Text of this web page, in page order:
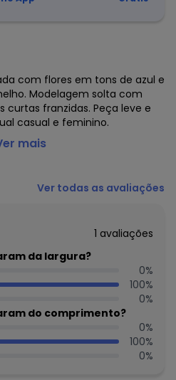
com flores em tons de azul e
Modelagem solta com
curtas franzidas. Peça leve e
casual e feminino.
em Malha de
elastano 190g 96% viscose,
é o menor oferecido em
tamanho disponível.
N/D*
mais
Ver todas as avaliações
1 avaliações
da largura?
0%
100%
0%
do comprimento?
0%
100%
0%